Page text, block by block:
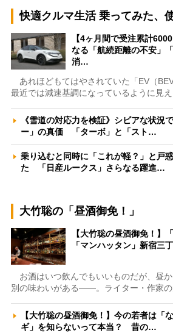
快適クルマ生活 乗ってみた、
【4ヶ月間で受注累計
なる「航続距離の不安」
消…
あれほどもてはやされていた「EV（
最近では減速基調になっているように見
《雪道の対応力を検証》シビアな状況
ー」の真価 「ターボ」と「スト…
乗り込むと同時に「これが軽？」と戸
た 「日産ルークス」さらなる躍進…
大竹聡の「昼酒御免！」
【大竹聡の昼酒御免！】
「マンハッタン」新宿三
お酒はいつ飲んでもいいものだが、昼
別の味わいがある――。ライター・作家
【大竹聡の昼酒御免！】今の若者は「
ギ」を知らないって本当？ 昔の…